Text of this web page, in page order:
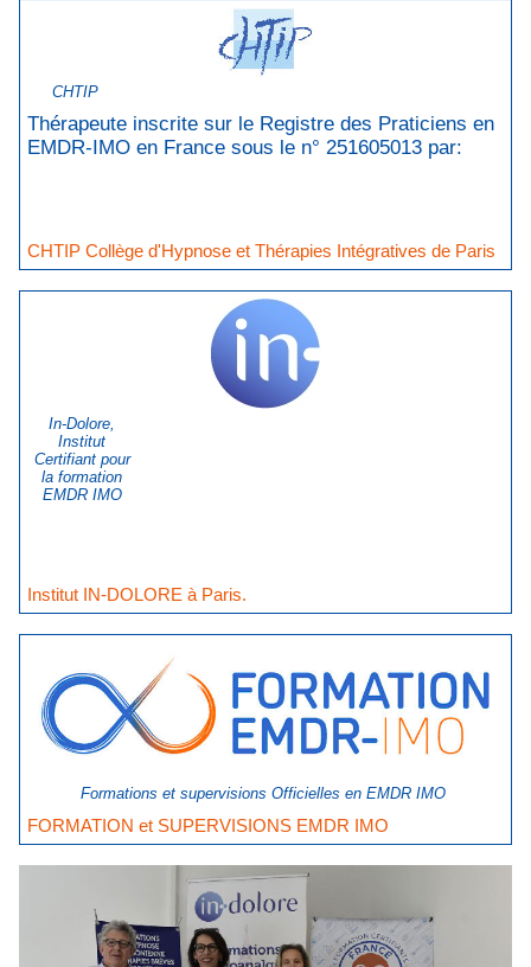
CHTIP
Thérapeute inscrite sur le Registre des Praticiens en
EMDR-IMO en France sous le n° 251605013 par:
CHTIP Collège d'Hypnose et Thérapies Intégratives de Paris
In-Dolore,
Institut
Certifiant pour
la formation
EMDR IMO
Institut IN-DOLORE à Paris.
Formations et supervisions Officielles en EMDR IMO
FORMATION et SUPERVISIONS EMDR IMO